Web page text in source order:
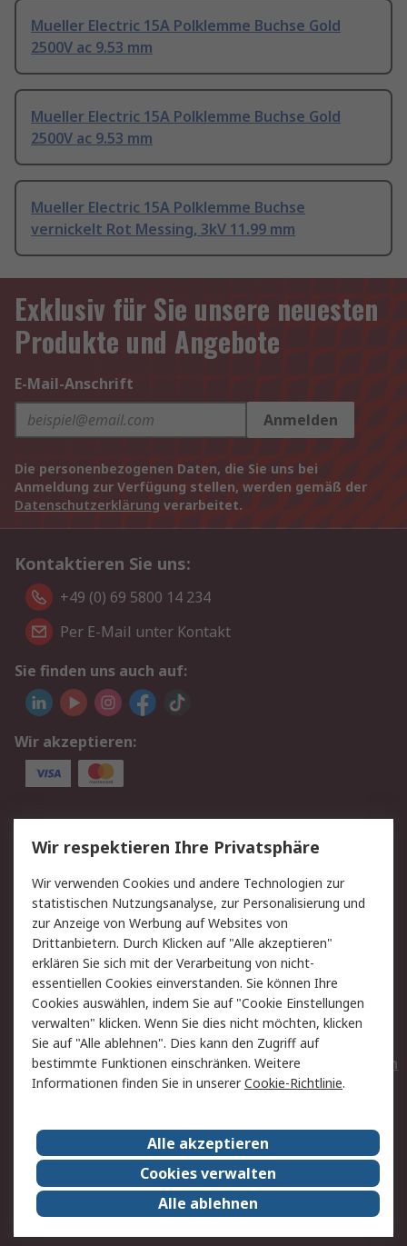
Mueller Electric 15A Polklemme Buchse Gold
2500V ac 9.53 mm
Mueller Electric 15A Polklemme Buchse Gold
2500V ac 9.53 mm
Mueller Electric 15A Polklemme Buchse
vernickelt Rot Messing, 3kV 11.99 mm
Exklusiv für Sie unsere neuesten
Produkte und Angebote
E-Mail-Anschrift
Anmelden
Die personenbezogenen Daten, die Sie uns bei
Anmeldung zur Verfügung stellen, werden gemäß der
Datenschutzerklärung verarbeitet.
Kontaktieren Sie uns:
+49 (0) 69 5800 14 234
Per E-Mail unter Kontakt
Sie finden uns auch auf:
Wir akzeptieren:
Service
Value Added Services
Lieferlösungen
Rücksendungen
Kontakt
Hilfe
Privatkunden
Rechtliches
AGB
Datenschutz
Cookie-Richtlinie
Zahlungsbedingungen
Copyright/Impressum
Entsorgung
Elektrogeräte/Batterien
RS weltweit
Karriere bei RS
Nachhaltigkeit
Qualität/Umwelt/ZertifikatePresse-Center
Event-Center
Wir respektieren Ihre Privatsphäre
Wir verwenden Cookies und andere Technologien zur
statistischen Nutzungsanalyse, zur Personalisierung und
zur Anzeige von Werbung auf Websites von
Drittanbietern. Durch Klicken auf "Alle akzeptieren"
erklären Sie sich mit der Verarbeitung von nicht-
essentiellen Cookies einverstanden. Sie können Ihre
Cookies auswählen, indem Sie auf "Cookie Einstellungen
verwalten" klicken. Wenn Sie dies nicht möchten, klicken
Sie auf "Alle ablehnen". Dies kann den Zugriff auf
bestimmte Funktionen einschränken. Weitere
Informationen finden Sie in unsererCookie-Richtlinie.
Alle akzeptieren
Cookies verwalten
Alle ablehnen